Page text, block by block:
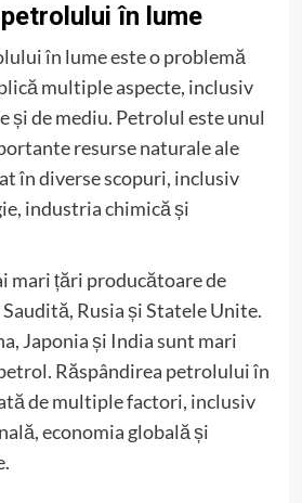
în lume
în lume este o problemă
multiple aspecte, inclusiv
și de mediu. Petrolul este unul
resurse naturale ale
în diverse scopuri, inclusiv
industria chimică și
mari țări producătoare de
Rusia și Statele Unite.
Japonia și India sunt mari
Răspândirea petrolului în
de multiple factori, inclusiv
economia globală și